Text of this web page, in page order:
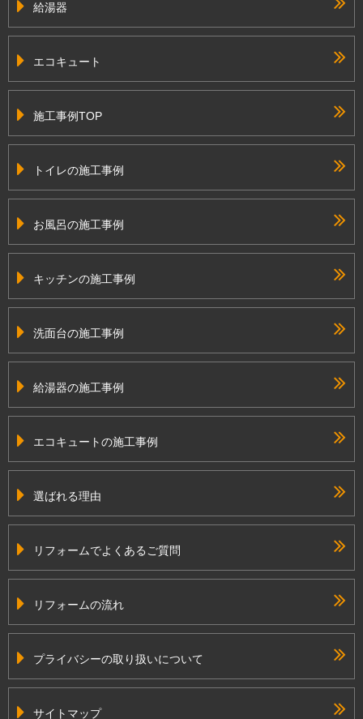
給湯器
エコキュート
施工事例TOP
トイレの施工事例
お風呂の施工事例
キッチンの施工事例
洗面台の施工事例
給湯器の施工事例
エコキュートの施工事例
選ばれる理由
リフォームでよくあるご質問
リフォームの流れ
プライバシーの取り扱いについて
サイトマップ